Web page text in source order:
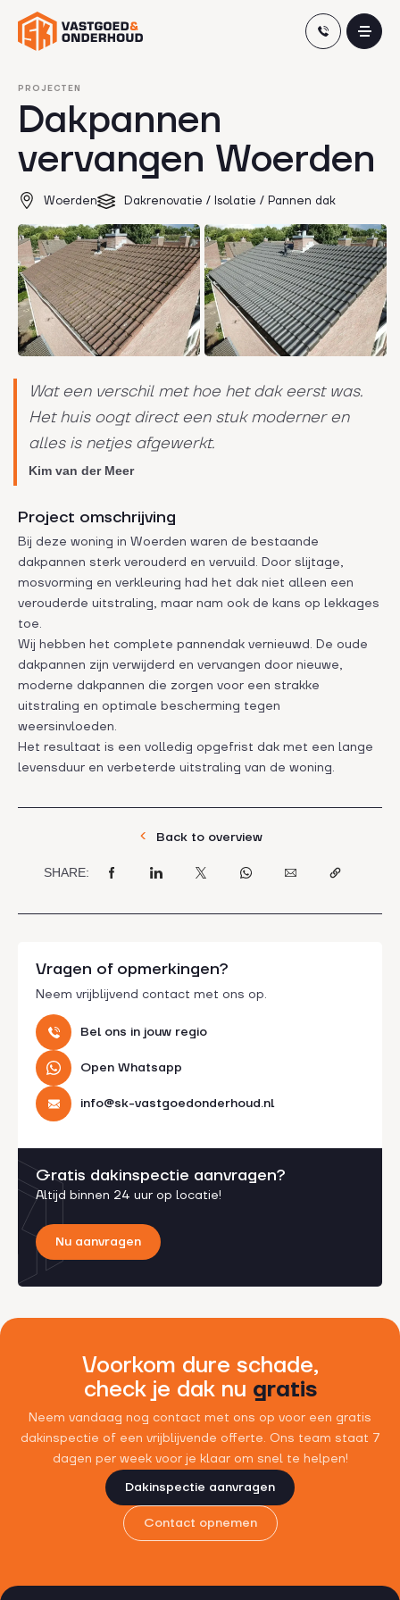
Skip
content
PROJECTEN
Dakpannen
vervangen Woerden
Woerden Dakrenovatie / Isolatie / Pannen dak
Wat een verschil met hoe het dak eerst was.
Het huis oogt direct een stuk moderner en
alles is netjes afgewerkt.
Kim van der Meer
Project omschrijving
Bij deze woning in Woerden waren de bestaande
dakpannen sterk verouderd en vervuild. Door slijtage,
mosvorming en verkleuring had het dak niet alleen een
verouderde uitstraling, maar nam ook de kans op lekkages
toe.
Wij hebben het complete pannendak vernieuwd. De oude
dakpannen zijn verwijderd en vervangen door nieuwe,
moderne dakpannen die zorgen voor een strakke
uitstraling en optimale bescherming tegen
weersinvloeden.
Het resultaat is een volledig opgefrist dak met een lange
levensduur en verbeterde uitstraling van de woning.
Back to overview
SHARE:
Vragen of opmerkingen?
Neem vrijblijvend contact met ons op.
Bel ons in jouw regio
Open Whatsapp
info@sk-vastgoedonderhoud.nl
Gratis dakinspectie aanvragen?
Altijd binnen 24 uur op locatie!
Nu aanvragen
Voorkom dure schade,
check je dak nu gratis
Neem vandaag nog contact met ons op voor een gratis
dakinspectie of een vrijblijvende offerte. Ons team staat 7
dagen per week voor je klaar om snel te helpen!
Dakinspectie aanvragen
Contact opnemen